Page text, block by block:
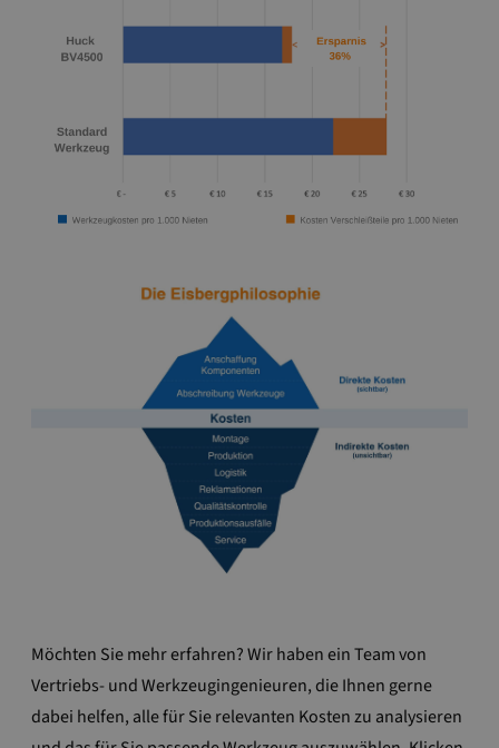
Möchten Sie mehr erfahren? Wir haben ein Team von
Vertriebs- und Werkzeugingenieuren, die Ihnen gerne
dabei helfen, alle für Sie relevanten Kosten zu analysieren